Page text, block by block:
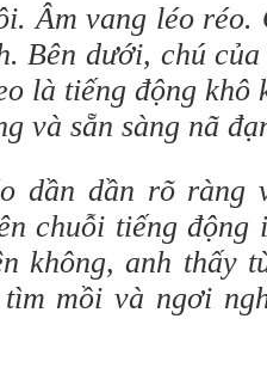
Âm vang léo
Bên dưới, chú
là tiếng động khô
và sẵn sàng nã
dần dần rõ ràng
chuỗi tiếng
không, anh thấy
mồi và ngơi